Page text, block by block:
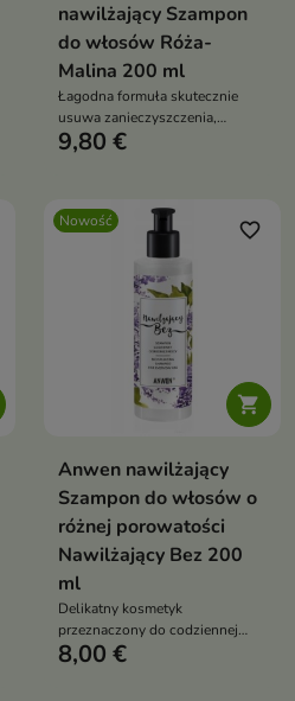
nawilżający Szampon
do włosów Róża-
Malina 200 ml
Łagodna formuła skutecznie
usuwa zanieczyszczenia,
jednocześnie pomagając
9,80 €
Nowość

favorite_border
Anwen nawilżający
Szampon do włosów o
różnej porowatości
Nawilżający Bez 200
ml
Delikatny kosmetyk
przeznaczony do codziennej
pielęgnacji włosów
8,00 €